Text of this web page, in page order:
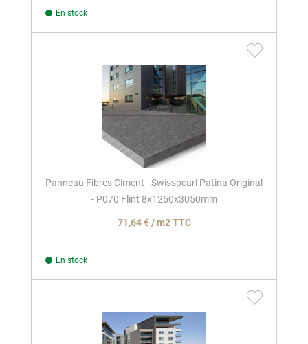
En stock
Panneau Fibres Ciment - Swisspearl Patina Original
- P070 Flint 8x1250x3050mm
71,64 € / m2 TTC
En stock